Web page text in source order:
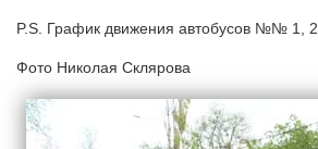
P.S. График движения автобусов №№ 1, 2
Фото Николая Склярова